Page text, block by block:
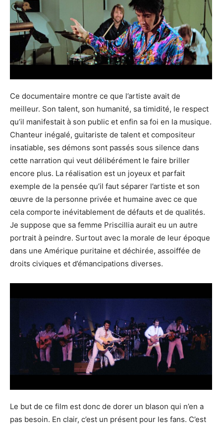
Ce documentaire montre ce que l’artiste avait de
meilleur. Son talent, son humanité, sa timidité, le respect
qu’il manifestait à son public et enfin sa foi en la musique.
Chanteur inégalé, guitariste de talent et compositeur
insatiable, ses démons sont passés sous silence dans
cette narration qui veut délibérément le faire briller
encore plus. La réalisation est un joyeux et parfait
exemple de la pensée qu’il faut séparer l’artiste et son
œuvre de la personne privée et humaine avec ce que
cela comporte inévitablement de défauts et de qualités.
Je suppose que sa femme Priscillia aurait eu un autre
portrait à peindre. Surtout avec la morale de leur époque
dans une Amérique puritaine et déchirée, assoiffée de
droits civiques et d’émancipations diverses.
Le but de ce film est donc de dorer un blason qui n’en a
pas besoin. En clair, c’est un présent pour les fans. C’est